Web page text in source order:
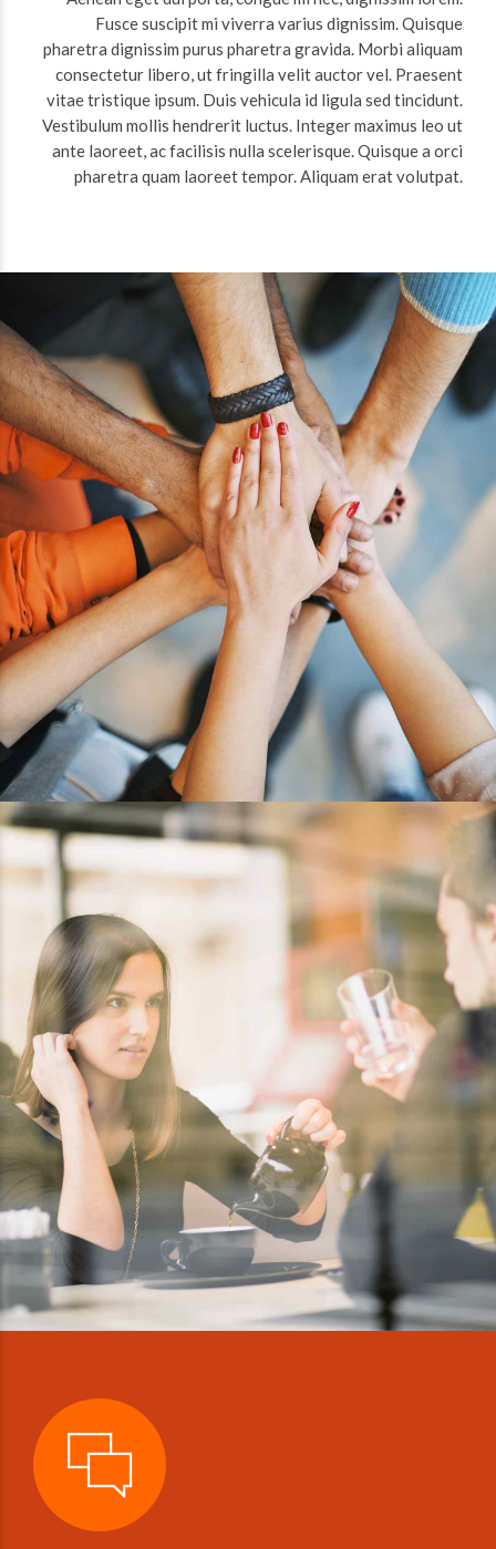
Fusce suscipit mi viverra varius dignissim. Quisque
pharetra dignissim purus pharetra gravida. Morbi aliquam
consectetur libero, ut fringilla velit auctor vel. Praesent
vitae tristique ipsum. Duis vehicula id ligula sed tincidunt.
Vestibulum mollis hendrerit luctus. Integer maximus leo ut
ante laoreet, ac facilisis nulla scelerisque. Quisque a orci
pharetra quam laoreet tempor. Aliquam erat volutpat.